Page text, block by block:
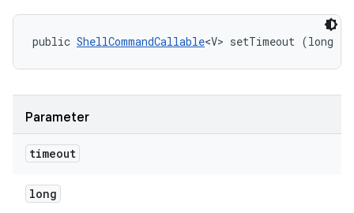
public ShellCommandCallable<V> setTimeout (long
Parameter
timeout
long